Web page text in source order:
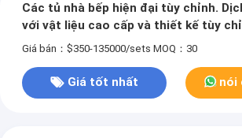
Các tủ nhà bếp hiện đại tùy chỉnh.
với vật liệu cao cấp và thiết kế tùy
kéo mềm đóng và tổ chức kéo ra.
Giá bán：$350-135000/sets MOQ：30
Giá tốt nhất nói